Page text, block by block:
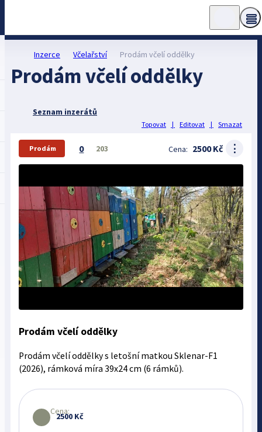
Inzerce Včelařství Prodám včelí oddělky
Prodám včelí oddělky
Seznam inzerátů
Topovat | Editovat | Smazat
Prodám 0 203 Cena: 2500 Kč ⋮
Prodám včelí oddělky
Prodám včelí oddělky s letošní matkou Sklenar-F1
(2026), rámková míra 39x24 cm (6 rámků).
Cena:
2500 Kč